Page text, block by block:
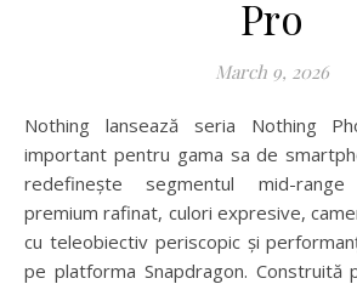
Pro
March 9, 2026
Nothing lansează seria Nothing Phone (4a), un pas
important pentru gama sa de
redefinește segmentul mid-
premium rafinat, culori expresive,
cu teleobiectiv periscopic și
pe platforma Snapdragon. Construită